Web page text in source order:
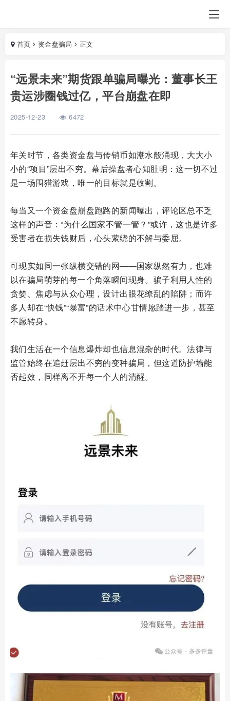
首页 资金盘骗局 正文
“远景未来”期货跟单骗局曝光：董事长王
贵运涉圈钱过亿，平台崩盘在即
2025-12-23 6472
年关时节，各类资金盘与传销币如潮水般涌现，大大小
小的“项目”层出不穷。幕后操盘者心知肚明：这一切不过
是一场围猎游戏，唯一的目标就是收割。
每当又一个资金盘崩盘跑路的新闻曝出，评论区总不乏
这样的声音：“为什么国家不管一管？”或许，这也是许多
受害者在损失钱财后，心头萦绕的不解与委屈。
可现实如同一张纵横交错的网——国家纵然有力，也难
以在骗局萌芽的每一个角落瞬间现身。骗子利用人性的
贪婪、焦虑与从众心理，设计出眼花缭乱的陷阱；而许
多人却在“快钱”“暴富”的话术中心甘情愿踏进一步，甚至
不愿转身。
我们生活在一个信息爆炸却也信息混杂的时代。法律与
监管始终在追赶层出不穷的变种骗局，但这道防护墙能
否起效，同样离不开每一个人的清醒。